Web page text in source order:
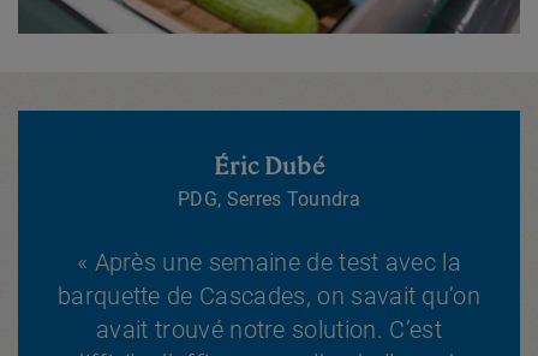
Éric Dubé
PDG, Serres Toundra
« Après une semaine de test avec la
barquette de Cascades, on savait qu’on
avait trouvé notre solution. C’est